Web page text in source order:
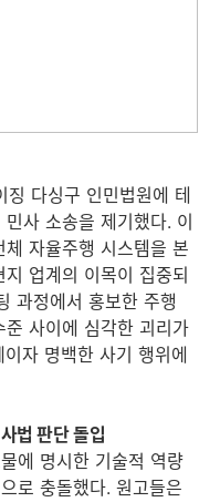
다싱구 인민법원에 테
사 소송을 제기했다. 이
자율주행 시스템을 본
업계의 이목이 집중되
과정에서 홍보한 주행
사이에 심각한 괴리가
자 명백한 사기 행위에
법 판단 돌입
에 명시한 기술적 역량
로 충돌했다. 원고들은